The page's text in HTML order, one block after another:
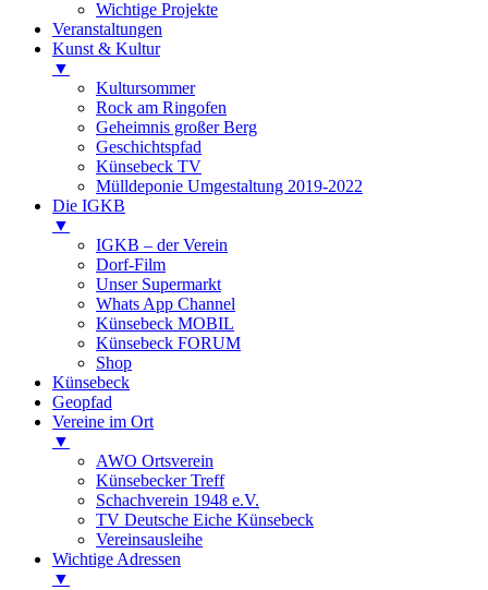
Wichtige Projekte
Veranstaltungen
Kunst & Kultur
▼
Kultursommer
Rock am Ringofen
Geheimnis großer Berg
Geschichtspfad
Künsebeck TV
Mülldeponie Umgestaltung 2019-2022
Die IGKB
▼
IGKB – der Verein
Dorf-Film
Unser Supermarkt
Whats App Channel
Künsebeck MOBIL
Künsebeck FORUM
Shop
Künsebeck
Geopfad
Vereine im Ort
▼
AWO Ortsverein
Künsebecker Treff
Schachverein 1948 e.V.
TV Deutsche Eiche Künsebeck
Vereinsausleihe
Wichtige Adressen
▼